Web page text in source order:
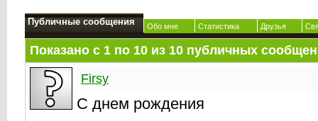
Публичные сообщения Обо мне Статистика Друзья
Показано с 1 по 10из 10публичных
Firsy
С днем рождения